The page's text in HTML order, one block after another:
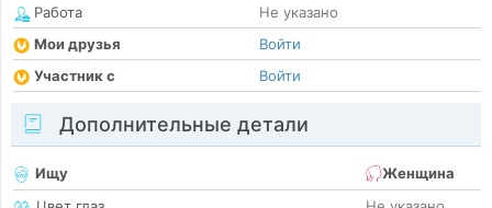
Работа
Не указано
Мои друзья
Войти
Участник с
Войти
Дополнительные детали
Ищу
Женщина